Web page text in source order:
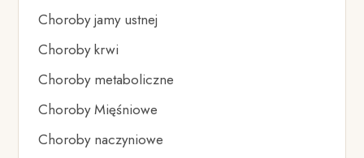
Choroby jamy ustnej
Choroby krwi
Choroby metaboliczne
Choroby Mięśniowe
Choroby naczyniowe